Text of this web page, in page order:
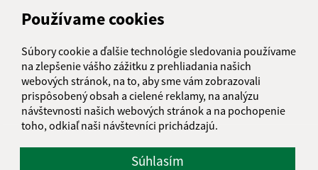
Používame cookies
Súbory cookie a ďalšie technológie sledovania používame
na zlepšenie vášho zážitku z prehliadania našich
webových stránok, na to, aby sme vám zobrazovali
prispôsobený obsah a cielené reklamy, na analýzu
návštevnosti našich webových stránok a na pochopenie
toho, odkiaľ naši návštevníci prichádzajú.
Súhlasím
040 22 Košice
+421 55 300 90 01
IČO: 00690988